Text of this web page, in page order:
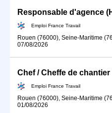
Responsable d'agence
Emploi France Travail
Rouen (76000), Seine-Maritime
07/08/2026
Chef / Cheffe de
Emploi France Travail
Rouen (76000), Seine-Maritime
01/08/2026